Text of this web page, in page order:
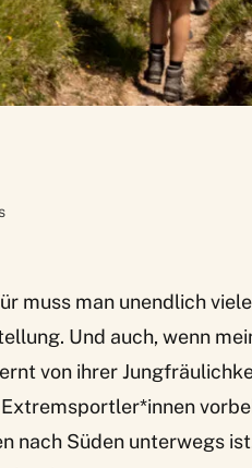
muss man unendlich
Und auch, wenn
von ihrer
nach Süden unterwegs